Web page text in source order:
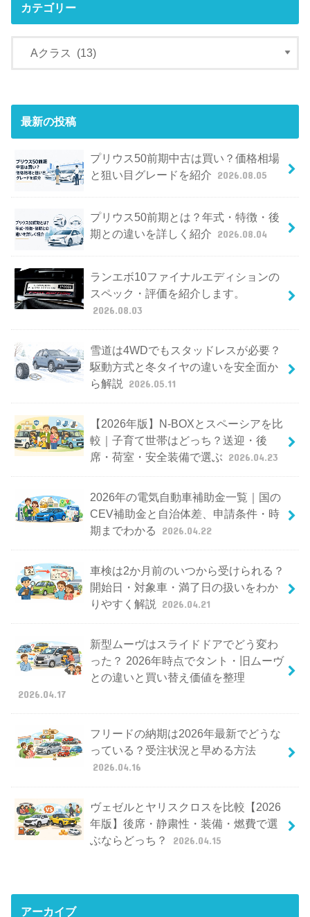
カテゴリー
最新の投稿
プリウス50前期中古は買い？価格相場
と狙い目グレードを紹介 2026.08.05
プリウス50前期とは？年式・特徴・後
期との違いを詳しく紹介 2026.08.04
ランエボ10ファイナルエディションの
スペック・評価を紹介します。
2026.08.03
雪道は4WDでもスタッドレスが必要？
駆動方式と冬タイヤの違いを安全面か
ら解説
2026.05.11
【2026年版】N-BOXとスペーシアを比
較｜子育て世帯はどっち？送迎・後
席・荷室・安全装備で選ぶ 2026.04.23
2026年の電気自動車補助金一覧｜国の
CEV補助金と自治体差、申請条件・時
期までわかる
2026.04.22
車検は2か月前のいつから受けられる？
開始日・対象車・満了日の扱いをわか
りやすく解説
2026.04.21
新型ムーヴはスライドドアでどう変わ
った？ 2026年時点でタント・旧ムーヴ
との違いと買い替え価値を整理
2026.04.17
フリードの納期は2026年最新でどうな
っている？受注状況と早める方法
2026.04.16
ヴェゼルとヤリスクロスを比較【2026
年版】後席・静粛性・装備・燃費で選
ぶならどっち？
2026.04.15
アーカイブ